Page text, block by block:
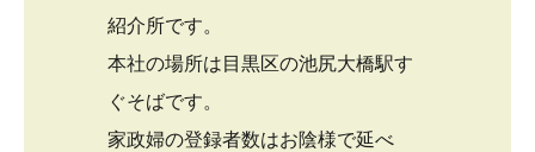
紹介所です。
本社の場所は目黒区の池尻大橋駅す
ぐそばです。
家政婦の登録者数はお陰様で延べ